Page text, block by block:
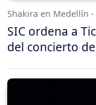
Shakira en Medellín -
SIC ordena a
del concierto